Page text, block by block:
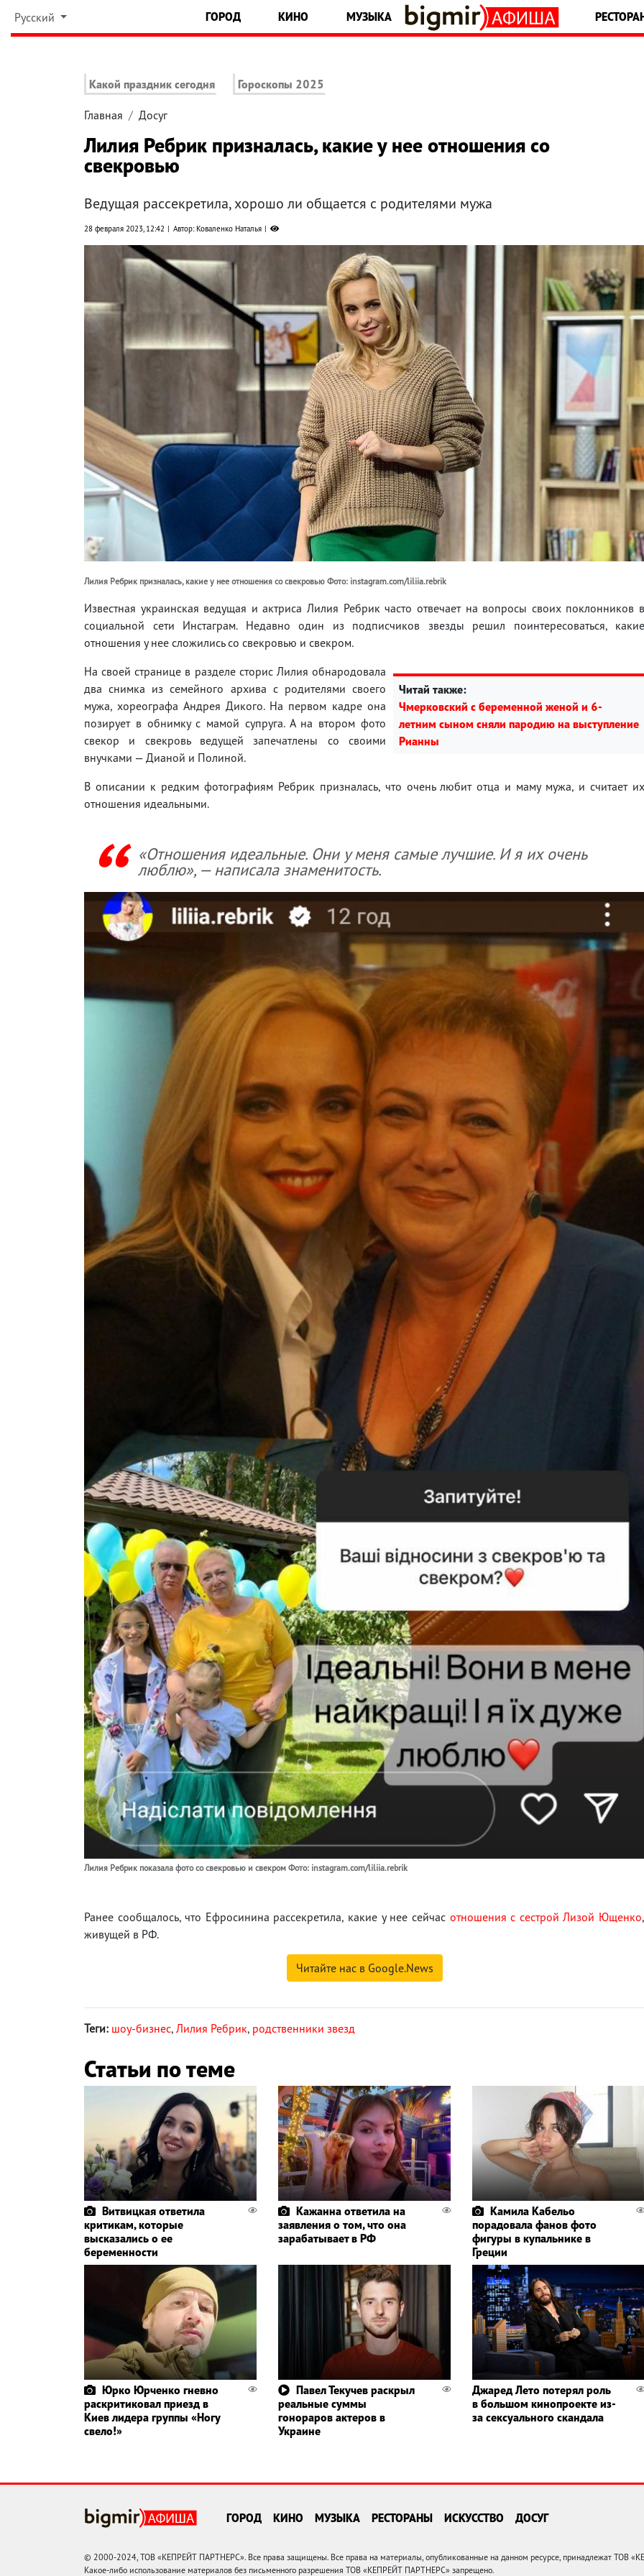
Русский ГОРОД КИНО МУЗЫКА
Какой праздник сегодня Гороскопы 2025
Главная Досуг
Лилия Ребрик призналась, какие у нее отношения со
свекровью
Ведущая рассекретила, хорошо ли общается с родителями мужа
28 февраля 2023, 12:42 Автор: Коваленко Наталья
Лилия Ребрик призналась, какие у нее отношения со свекровью Фото: instagram.com/liliia.rebrik
Известная украинская ведущая и актриса Лилия Ребрик часто отвечает на вопросы своих поклонников в
социальной сети Инстаграм. Недавно один из подписчиков звезды решил поинтересоваться, какие
отношения у нее сложились со свекровью и свекром.
Читай также:
Чмерковский с беременной женой и 6-
летним сыном сняли пародию на выступление
Рианны
На своей странице в разделе сторис Лилия обнародовала
два снимка из семейного архива с родителями своего
мужа, хореографа Андрея Дикого. На первом кадре она
позирует в обнимку с мамой супруга. А на втором фото
свекор и свекровь ведущей запечатлены со своими
внучками — Дианой и Полиной.
В описании к редким фотографиям Ребрик призналась, что очень любит отца и маму мужа, и считает их
отношения идеальными.
«Отношения идеальные. Они у меня самые лучшие. И я их очень
люблю», — написала знаменитость.
Лилия Ребрик показала фото со свекровью и свекром Фото: instagram.com/liliia.rebrik
Ранее сообщалось, что Ефросинина рассекретила, какие у нее сейчас отношения с сестрой Лизой Ющенко
живущей в РФ.
Читайте нас в Google.News
Теги: шоу-бизнес, Лилия Ребрик, родственники звезд
Статьи по теме
Витвицкая ответила
критикам, которые
высказались о ее
беременности
Кажанна ответила на
заявления о том, что она
зарабатывает в РФ
Камила Кабельо
порадовала фанов фото
фигуры в купальнике в
Греции
Юрко Юрченко гневно
раскритиковал приезд в
Киев лидера группы «Ногу
свело!»
Павел Текучев раскрыл
реальные суммы
гонораров актеров в
Украине
Джаред Лето потерял роль
в большом кинопроекте из-
за сексуального скандала
ГОРОД КИНО МУЗЫКА РЕСТОРАНЫ ИСКУССТВО ДОСУГ
© 2000-2024, ТОВ «КЕПРЕЙТ ПАРТНЕРС». Все права защищены. Все права на материалы, опубликованные на данном ресурсе, принадлежат ТОВ
Какое-либо использование материалов без письменного разрешения ТОВ «КЕПРЕЙТ ПАРТНЕРС» запрещено.